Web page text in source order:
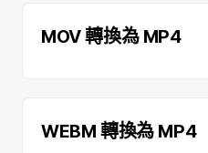
MOV 轉換為 MP4
WEBM 轉換為 MP4